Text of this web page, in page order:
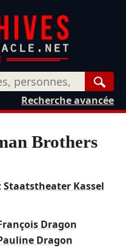
Recherche avancée
Brothers
Staatstheater Kassel
Dragon
Dragon